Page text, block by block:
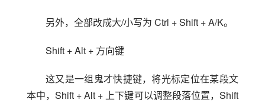
另外，全部改成大/小写为 Ctrl + Shift + A/K。
Shift + Alt + 方向键
这又是一组鬼才快捷键，将光标定位在某段文
本中，Shift + Alt + 上下键可以调整段落位置，Shift